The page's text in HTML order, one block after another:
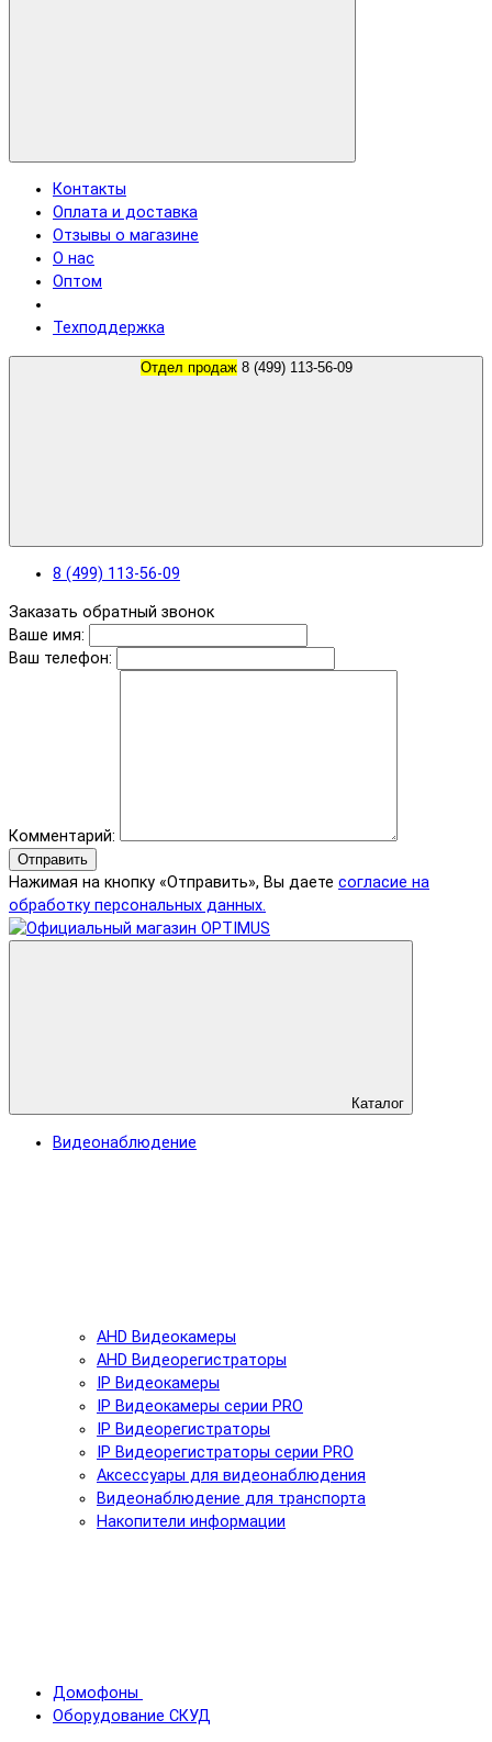
Контакты
Оплата и доставка
Отзывы о магазине
О нас
Оптом
Техподдержка
Отдел продаж 8 (499) 113-56-09
8 (499) 113-56-09
Заказать обратный звонок
Ваше имя:
Ваш телефон:
Комментарий:
Отправить
Нажимая на кнопку «Отправить», Вы даете согласие на
обработку персональных данных.
Каталог
Видеонаблюдение
AHD Видеокамеры
AHD Видеорегистраторы
IP Видеокамеры
IP Видеокамеры серии PRO
IP Видеорегистраторы
IP Видеорегистраторы серии PRO
Аксессуары для видеонаблюдения
Видеонаблюдение для транспорта
Накопители информации
Домофоны
Оборудование СКУД